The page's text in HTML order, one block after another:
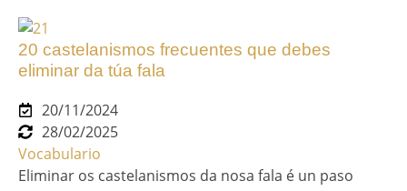
20 castelanismos frecuentes que debes
eliminar da túa fala
20/11/2024
28/02/2025
Vocabulario
Eliminar os castelanismos da nosa fala é un paso